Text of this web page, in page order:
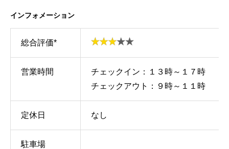
インフォメーション
総合評価*
営業時間
チェックイン：１３時～１７時
チェックアウト：９時～１１時
定休日 なし
駐車場